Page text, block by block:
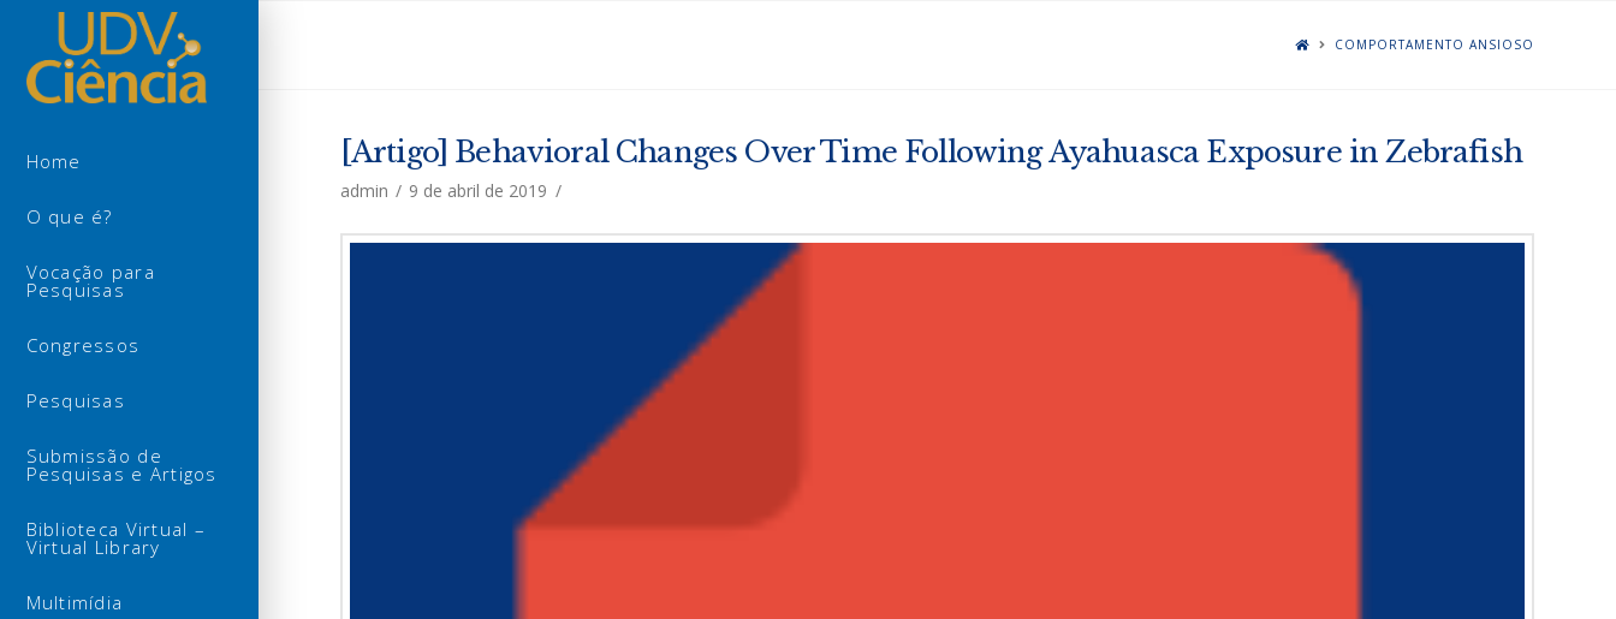
Home
O que é?
Vocação para
Pesquisas
Congressos
Pesquisas
Submissão de
Pesquisas e Artigos
Biblioteca Virtual –
Virtual Library
Multimídia
COMPORTAMENTO ANSIOSO
[Artigo] Behavioral Changes Over Time Following Ayahuasca Exposure in Zebrafish
admin 9 de abril de 2019